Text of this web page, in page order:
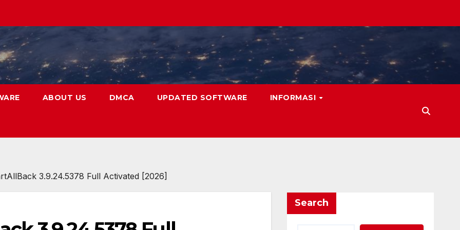
ABOUT US DMCA UPDATED SOFTWARE INFORMASI
3.9.24.5378 Full Activated [2026]
Search